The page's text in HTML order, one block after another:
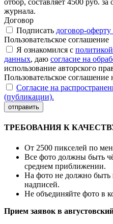
отбор, составляет 4500 руб.
журнала.
Договор
Подписать договор-
Пользовательское соглашение
Я ознакомился с
данных, даю согласие на
использование авторского
Пользовательское
Согласие на
(публикации).
отправить
ТРЕБОВАНИЯ К
От 2500 пикселей по
Все фото должны быть
среднем приближении.
На фото не должно быть
надписей.
Не объединяйте фото в
Прием заявок в